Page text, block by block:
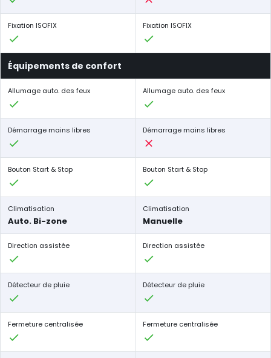
Fixation ISOFIX Fixation ISOFIX
Équipements de confort
Allumage auto. des feux Allumage auto. des feux
Démarrage mains libres Démarrage mains libres
Bouton Start & Stop Bouton Start & Stop
Climatisation
Auto. Bi-zone
Climatisation
Manuelle
Direction assistée Direction assistée
Détecteur de pluie Détecteur de pluie
Fermeture centralisée Fermeture centralisée